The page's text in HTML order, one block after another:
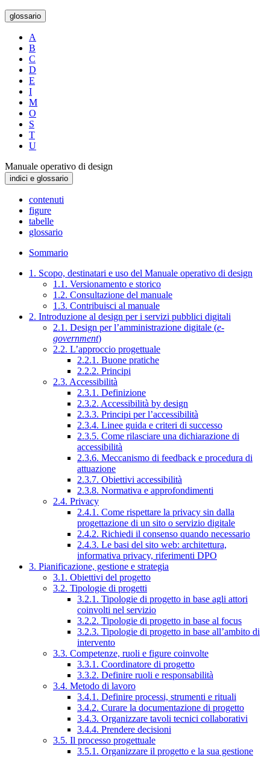
glossario
A
B
C
D
E
I
M
O
S
T
U
Manuale operativo di design
indici e glossario
contenuti
figure
tabelle
glossario
Sommario
1. Scopo, destinatari e uso del Manuale operativo di design
1.1. Versionamento e storico
1.2. Consultazione del manuale
1.3. Contribuisci al manuale
2. Introduzione al design per i servizi pubblici digitali
2.1. Design per l’amministrazione digitale (e-
government)
2.2. L’approccio progettuale
2.2.1. Buone pratiche
2.2.2. Principi
2.3. Accessibilità
2.3.1. Definizione
2.3.2. Accessibilità by design
2.3.3. Principi per l’accessibilità
2.3.4. Linee guida e criteri di successo
2.3.5. Come rilasciare una dichiarazione di
accessibilità
2.3.6. Meccanismo di feedback e procedura di
attuazione
2.3.7. Obiettivi accessibilità
2.3.8. Normativa e approfondimenti
2.4. Privacy
2.4.1. Come rispettare la privacy sin dalla
progettazione di un sito o servizio digitale
2.4.2. Richiedi il consenso quando necessario
2.4.3. Le basi del sito web: architettura,
informativa privacy, riferimenti DPO
3. Pianificazione, gestione e strategia
3.1. Obiettivi del progetto
3.2. Tipologie di progetti
3.2.1. Tipologie di progetto in base agli attori
coinvolti nel servizio
3.2.2. Tipologie di progetto in base al focus
3.2.3. Tipologie di progetto in base all’ambito di
intervento
3.3. Competenze, ruoli e figure coinvolte
3.3.1. Coordinatore di progetto
3.3.2. Definire ruoli e responsabilità
3.4. Metodo di lavoro
3.4.1. Definire processi, strumenti e rituali
3.4.2. Curare la documentazione di progetto
3.4.3. Organizzare tavoli tecnici collaborativi
3.4.4. Prendere decisioni
3.5. Il processo progettuale
3.5.1. Organizzare il progetto e la sua gestione